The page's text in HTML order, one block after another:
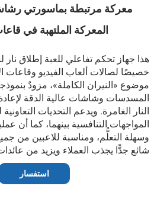
معركة مرتبطة بماسورتي
المعركة الملتهبة في
هذا جهاز تحكم تفاعلي للعبة إطلاق
خصيصًا لصالات ألعاب الفيديو وقاعات
موضوع «النيران الكاملة»، مزودٌ
المسدسات وشاشات عالية الدقة
النار الغامرة. ويدعم التحديات
المواجهات التنافسية بينهما، كما أن
وسهلة التعلُّم، ومناسبة للاعبين من
شائع جدًّا يجذب العملاء ويزيد من
استفسار